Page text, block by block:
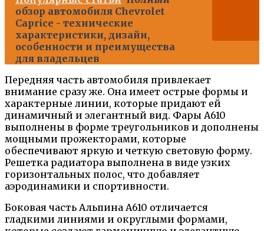
обзор автомобиля Chevrolet
Caprice - технические
характеристики, дизайн,
особенности и преимущества
для владельцев
Передняя часть автомобиля привлекает
внимание сразу же. Она имеет острые формы и
характерные линии, которые придают ей
динамичный и элегантный вид. Фары А610
выполнены в форме треугольников и дополнены
мощными прожекторами, которые
обеспечивают яркую и четкую световую форму.
Решетка радиатора выполнена в виде узких
горизонтальных полос, что добавляет
аэродинамики и спортивности.
Боковая часть Альпина А610 отличается
гладкими линиями и округлыми формами,